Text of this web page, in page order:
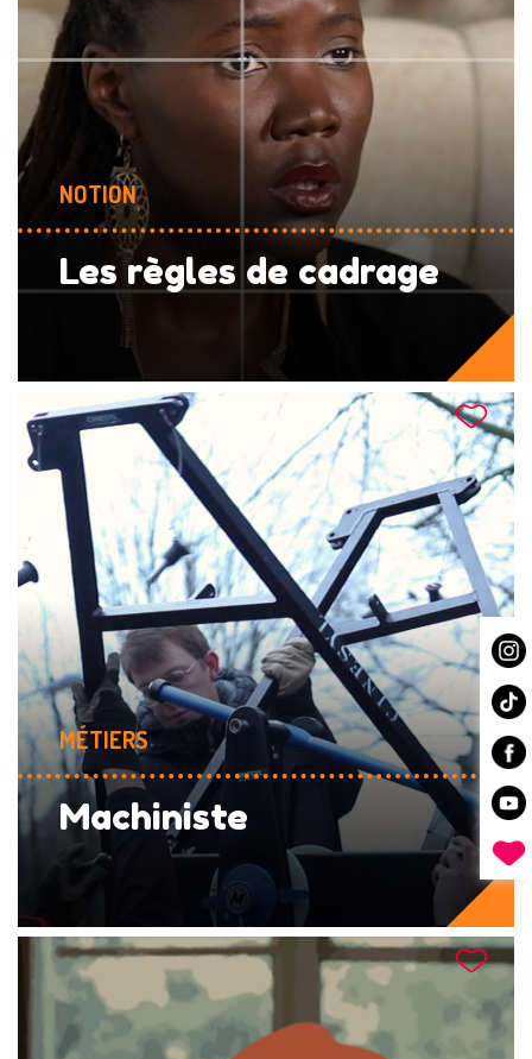
NOTION
Les règles de cadrage
MÉTIERS
Machiniste